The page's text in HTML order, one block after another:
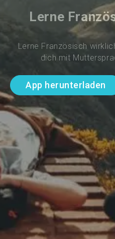
Lerne
Lerne Französisch
dich mit
App herunterladen